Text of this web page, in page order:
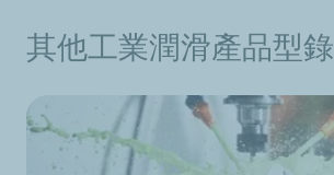
其他工業潤滑產品型錄